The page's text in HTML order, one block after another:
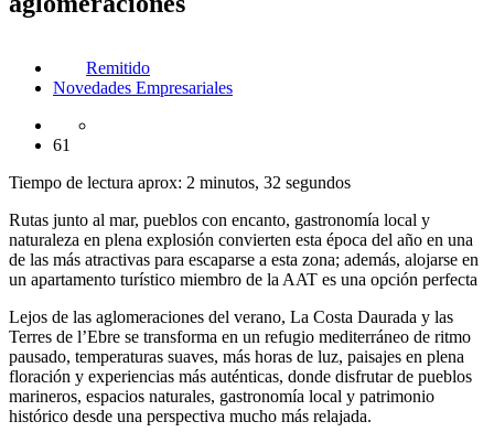
Remitido
Novedades Empresariales
61
Tiempo de lectura aprox: 2 minutos, 32 segundos
Rutas junto al mar, pueblos con encanto, gastronomía local y
naturaleza en plena explosión convierten esta época del año en una
de las más atractivas para escaparse a esta zona; además, alojarse en
un apartamento turístico miembro de la AAT es una opción perfecta
Lejos de las aglomeraciones del verano, La Costa Daurada y las
Terres de l’Ebre se transforma en un refugio mediterráneo de ritmo
pausado, temperaturas suaves, más horas de luz, paisajes en plena
floración y experiencias más auténticas, donde disfrutar de pueblos
marineros, espacios naturales, gastronomía local y patrimonio
histórico desde una perspectiva mucho más relajada.